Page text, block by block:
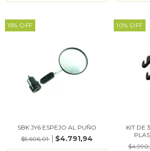
15% OFF
SBK JY6 ESPEJO AL PUÑO
$5.606,01
$4.791,94
10% OFF
KIT DE